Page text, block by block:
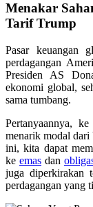
Menakar
Tarif Trump
Pasar keuangan
perdagangan
Presiden AS
ekonomi global,
sama tumbang.
Pertanyaannya,
menarik modal dari
ini, kita dapat
ke emas dan
juga diperkirakan
perdagangan yang